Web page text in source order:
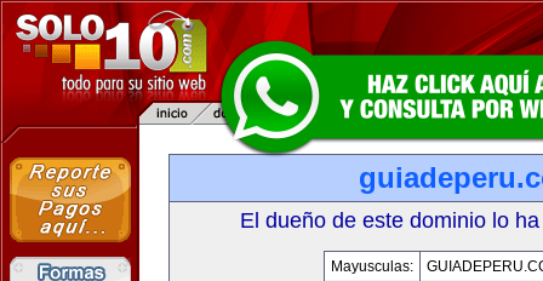
El dueño de este dominio lo
Mayusculas: